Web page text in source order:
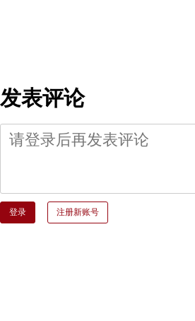
发表评论
登录 注册新账号